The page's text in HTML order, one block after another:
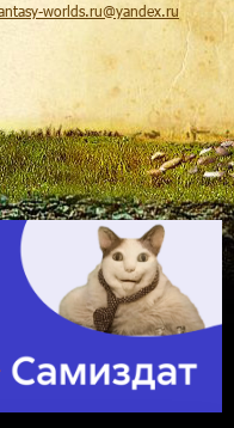
worlds.ru@yandex.ru